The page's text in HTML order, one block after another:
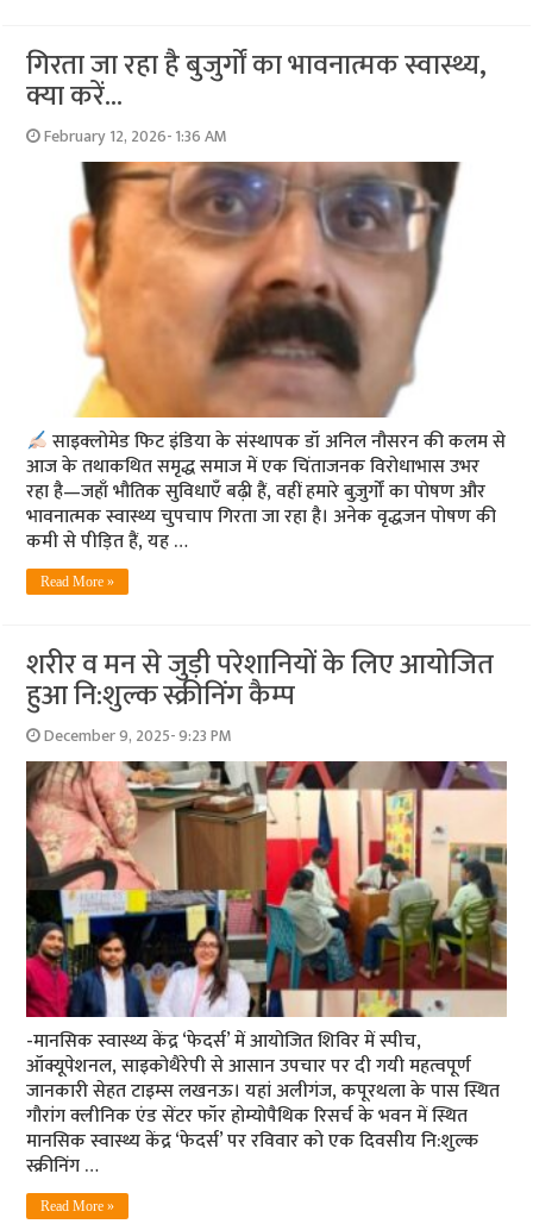
गिरता जा रहा है बुजुर्गों का भावनात्मक स्वास्थ्य,
क्या करें…
February 12, 2026- 1:36 AM
साइक्लोमेड फिट इंडिया के संस्थापक डॉ अनिल नौसरन की कलम से
आज के तथाकथित समृद्ध समाज में एक चिंताजनक विरोधाभास उभर
रहा है—जहाँ भौतिक सुविधाएँ बढ़ी हैं, वहीं हमारे बुज़ुर्गों का पोषण और
भावनात्मक स्वास्थ्य चुपचाप गिरता जा रहा है। अनेक वृद्धजन पोषण की
कमी से पीड़ित हैं, यह …
Read More »
शरीर व मन से जुड़ी परेशानियों के लिए आयोजित
हुआ नि:शुल्क स्क्रीनिंग कैम्प
December 9, 2025- 9:23 PM
-मानसिक स्वास्थ्य केंद्र ‘फेदर्स’ में आयोजित शिविर में स्पीच,
ऑक्यूपेशनल, साइकोथैरेपी से आसान उपचार पर दी गयी महत्वपूर्ण
जानकारी सेहत टाइम्स लखनऊ। यहां अलीगंज, कपूरथला के पास स्थित
गौरांग क्लीनिक एंड सेंटर फॉर होम्योपैथिक रिसर्च के भवन में स्थित
मानसिक स्वास्थ्य केंद्र ‘फेदर्स’ पर रविवार को एक दिवसीय नि:शुल्क
स्क्रीनिंग …
Read More »